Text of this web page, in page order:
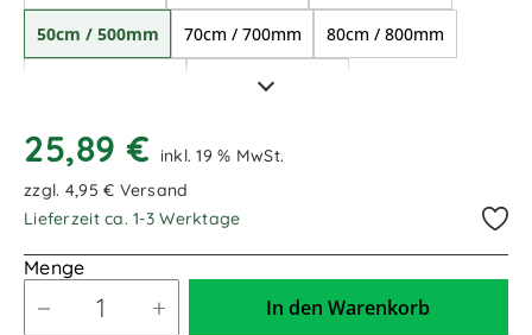
50cm / 500mm 70cm / 700mm 80cm / 800mm
1,50m / 1.500mm
2,00m / 2.000mm
25,89 €
inkl. 19 % MwSt.
zzgl. 4,95 € Versand
Lieferzeit ca. 1-3 Werktage
Menge
In den Warenkorb